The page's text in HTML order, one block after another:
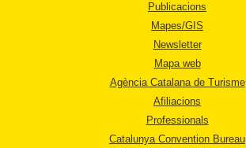
Publicacions
Mapes/GIS
Newsletter
Mapa web
Agència Catalana de Turisme
Afiliacions
Professionals
Catalunya Convention Bureau